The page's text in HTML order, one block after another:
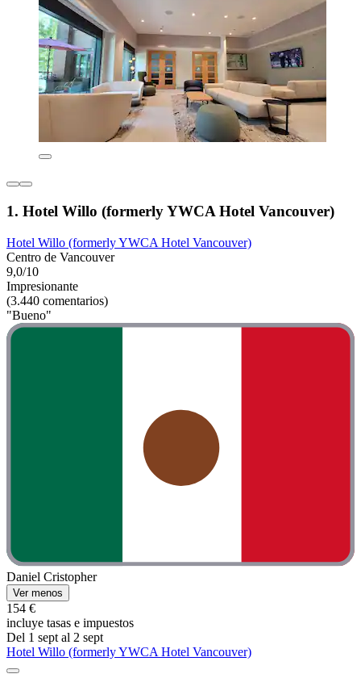
1. Hotel Willo (formerly YWCA Hotel Vancouver)
Hotel Willo (formerly YWCA Hotel Vancouver)
Centro de Vancouver
9,0/10
Impresionante
(3.440 comentarios)
"Bueno"
Daniel Cristopher
Ver menos
154 €
incluye tasas e impuestos
Del 1 sept al 2 sept
Hotel Willo (formerly YWCA Hotel Vancouver)